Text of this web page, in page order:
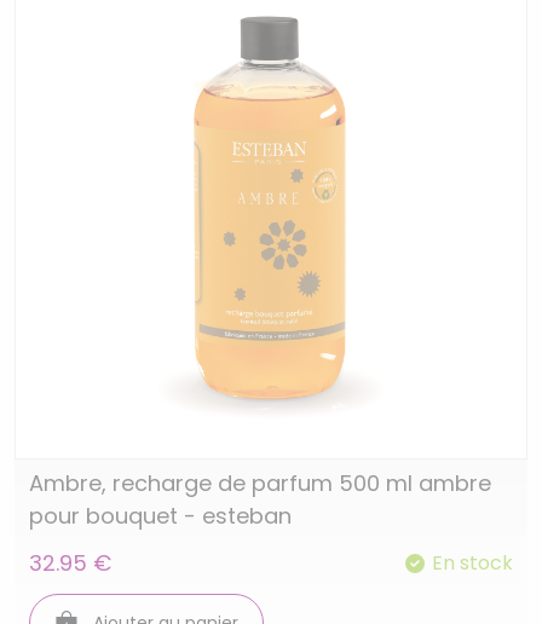
Ambre, recharge de parfum 500 ml ambre
pour bouquet - esteban
32.95 €
En stock